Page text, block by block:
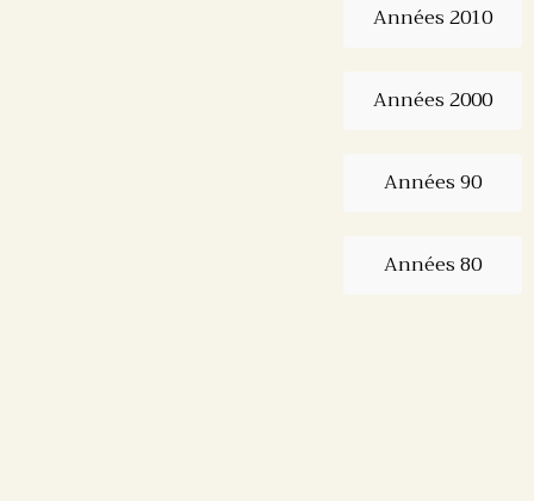
Années 2010
Années 2000
Années 90
Années 80